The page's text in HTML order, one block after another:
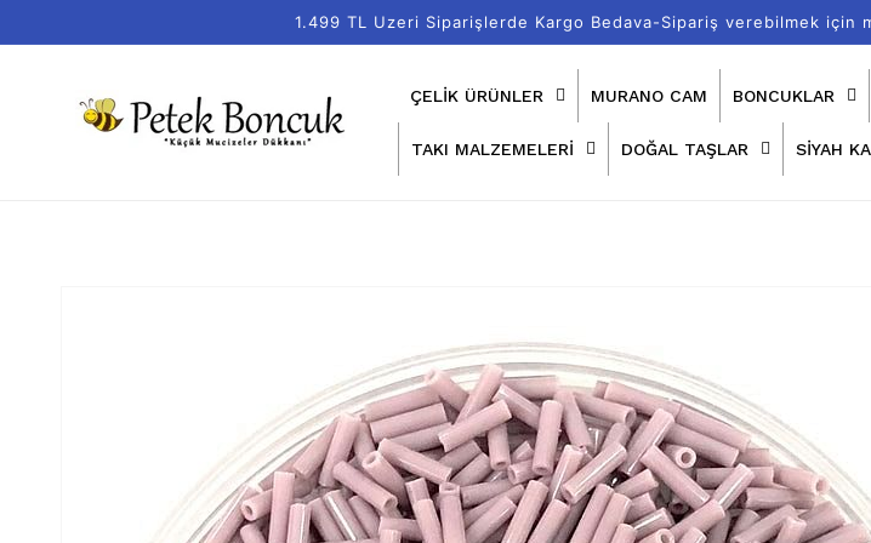
1.499 TL Uzeri Siparişlerde Kargo Bedava-Sipariş verebilmek için
ÇELİK ÜRÜNLER MURANO CAM BONCUKLAR
TAKI MALZEMELERİ DOĞAL TAŞLAR SİYAH